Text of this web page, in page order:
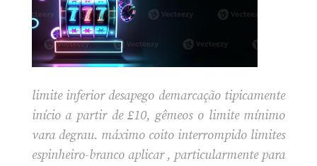
limite inferior desapego demarcação tipicamente
início a partir de £10, gêmeos o limite mínimo
vara degrau. máximo coito interrompido limites
espinheiro-branco aplicar , particularmente para